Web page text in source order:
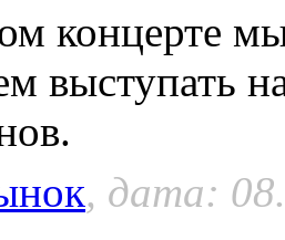
концерте
выступать
, дата: